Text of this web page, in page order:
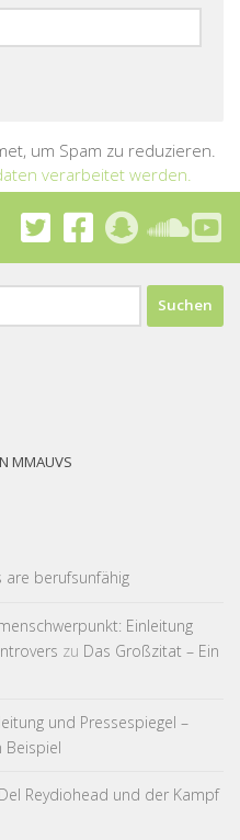
um Spam zu reduzieren.
verarbeitet werden.
MMAUVS
are berufsunfähig
Einleitung
zu Das Großzitat – Ein
und Pressespiegel –
Beispiel
Reydiohead und der Kampf